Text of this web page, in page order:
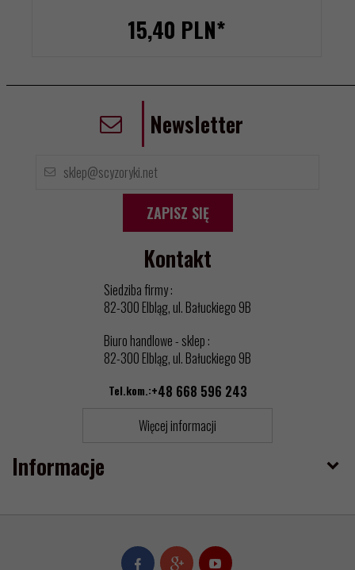
15,40 PLN*
Informacje
Newsletter
ZAPISZ SIĘ
Kontakt
Siedziba firmy :
82-300 Elbląg, ul. Bałuckiego 9B
Biuro handlowe - sklep :
82-300 Elbląg, ul. Bałuckiego 9B
Tel.kom.:+48 668 596 243
Więcej informacji